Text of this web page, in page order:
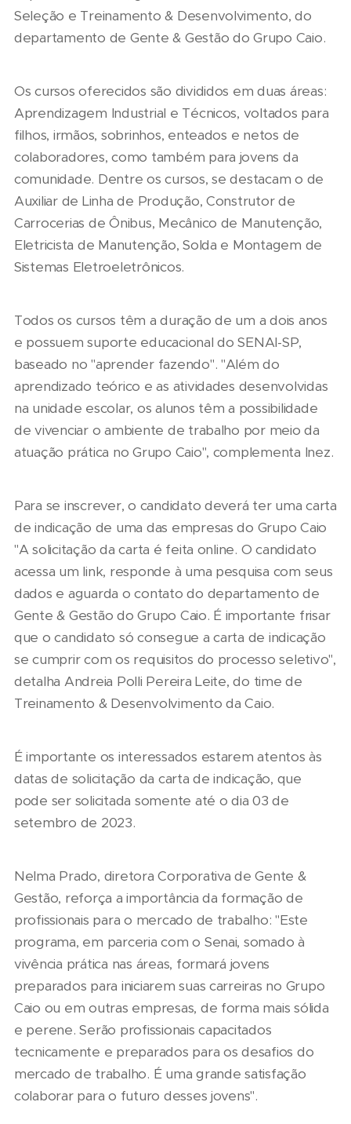
Seleção e Treinamento & Desenvolvimento, do
departamento de Gente & Gestão do Grupo Caio.
Os cursos oferecidos são divididos em duas áreas:
Aprendizagem Industrial e Técnicos, voltados para
filhos, irmãos, sobrinhos, enteados e netos de
colaboradores, como também para jovens da
comunidade. Dentre os cursos, se destacam o de
Auxiliar de Linha de Produção, Construtor de
Carrocerias de Ônibus, Mecânico de Manutenção,
Eletricista de Manutenção, Solda e Montagem de
Sistemas Eletroeletrônicos.
Todos os cursos têm a duração de um a dois anos
e possuem suporte educacional do SENAI-SP,
baseado no "aprender fazendo". "Além do
aprendizado teórico e as atividades desenvolvidas
na unidade escolar, os alunos têm a possibilidade
de vivenciar o ambiente de trabalho por meio da
atuação prática no Grupo Caio", complementa Inez.
Para se inscrever, o candidato deverá ter uma carta
de indicação de uma das empresas do Grupo Caio
"A solicitação da carta é feita online. O candidato
acessa um link, responde à uma pesquisa com seus
dados e aguarda o contato do departamento de
Gente & Gestão do Grupo Caio. É importante frisar
que o candidato só consegue a carta de indicação
se cumprir com os requisitos do processo seletivo",
detalha Andreia Polli Pereira Leite, do time de
Treinamento & Desenvolvimento da Caio.
É importante os interessados estarem atentos às
datas de solicitação da carta de indicação, que
pode ser solicitada somente até o dia 03 de
setembro de 2023.
Nelma Prado, diretora Corporativa de Gente &
Gestão, reforça a importância da formação de
profissionais para o mercado de trabalho: "Este
programa, em parceria com o Senai, somado à
vivência prática nas áreas, formará jovens
preparados para iniciarem suas carreiras no Grupo
Caio ou em outras empresas, de forma mais sólida
e perene. Serão profissionais capacitados
tecnicamente e preparados para os desafios do
mercado de trabalho. É uma grande satisfação
colaborar para o futuro desses jovens".